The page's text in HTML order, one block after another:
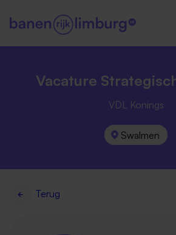
Vacature
VDL Konings
Swalmen
Terug